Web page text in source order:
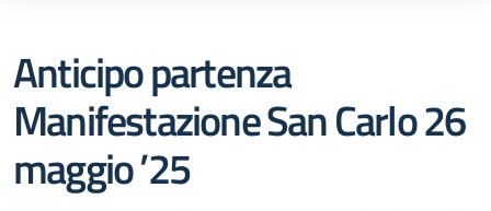
Anticipo partenza
Manifestazione San Carlo 26
maggio ’25